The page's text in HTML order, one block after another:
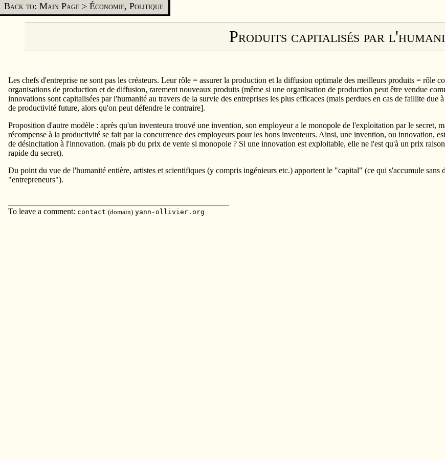
Back to: Main Page >Économie, Politique
Produits capitalisés par
Les chefs d'entreprise ne sont pas les créateurs. Leur rôle = assurer la production et la diffusion optimale des meilleurs produits = rôle
organisations de production et de diffusion, rarement nouveaux produits (même si une organisation de production peut être vendue
innovations sont capitalisées par l'humanité au travers de la survie des entreprises les plus efficaces (mais perdues en cas de faillite
de productivité future, alors qu'on peut défendre le contraire].
Proposition d'autre modèle : après qu'un inventeura trouvé une invention, son employeur a le monopole de l'exploitation par le secret,
récompense à la productivité se fait par la concurrence des employeurs pour les bons inventeurs. Ainsi, une invention, ou innovation,
de désincitation à l'innovation. (mais pb du prix de vente si monopole ? Si une innovation est exploitable, elle ne l'est qu'à un prix
rapide du secret).
Du point du vue de l'humanité entière, artistes et scientifiques (y compris ingénieurs etc.) apportent le "capital" (ce qui s'accumule
"entrepreneurs").
To leave a comment: contact (domain) yann-ollivier.org